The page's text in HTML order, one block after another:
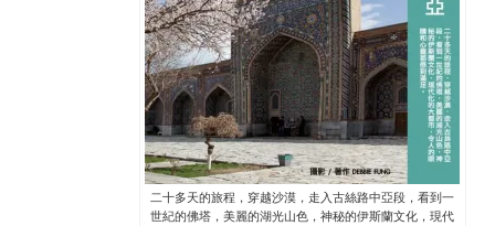
二十多天的旅程，穿越沙漠，走入古絲路中亞段，看到一
世紀的佛塔，美麗的湖光山色，神秘的伊斯蘭文化，現代